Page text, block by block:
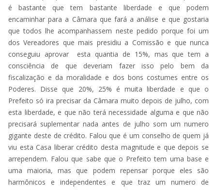
é bastante que tem bastante liberdade e que podem
encaminhar para a Câmara que fará a análise e que gostaria
que todos lhe acompanhassem neste pedido porque foi um
dos Vereadores que mais presidiu a Comissão e que nunca
conseguiu aprovar esta quantia de 15%, mas que tem a
consciência de que deveriam fazer isso pelo bem da
fiscalização e da moralidade e dos bons costumes entre os
Poderes. Disse que 20%, 25% é muita liberdade e que o
Prefeito só ira precisar da Câmara muito depois de julho, com
esta liberdade, e que não terá necessidade alguma e que não
precisará suplementar nada antes de julho som um numero
gigante deste de crédito. Falou que é um conselho de quem já
viu esta Casa liberar crédito desta magnitude e que depois se
arrependem. Falou que sabe que o Prefeito tem uma base e
uma maioria, mas que podem repensar porque eles são
harmônicos e independentes e que traz um numero de